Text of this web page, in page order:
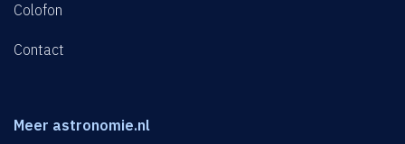
Colofon
Contact
Meer astronomie.nl